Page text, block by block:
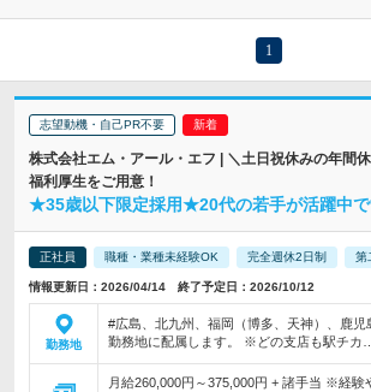
1
志望動機・自己PR不要
株式会社エム・アール・エフ | ＼土日祝休みの年間
福利厚生をご用意！
★35歳以下限定採用★20代の若手が活躍中で
正社員 職種・業種未経験OK 完全週休2日制 第
情報更新日：2026/04/14 終了予定日：2026/10/12
勤務地
#広島、北九州、福岡（博多、天神）、鹿児
勤務地に配属します。 ※どの支店も駅チカ…
月給260,000円～375,000円 + 諸手当 ※経験